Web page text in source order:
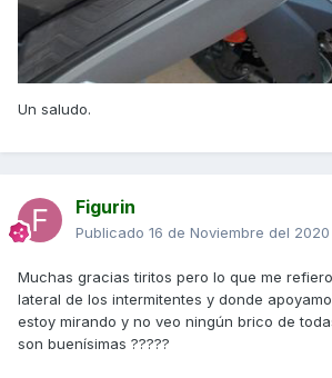
Un saludo.
Figurin
Publicado 16 de Noviembre del 2020
Muchas gracias tiritos pero lo que me
lateral de los intermitentes y donde
estoy mirando y no veo ningún brico de
son buenísimas ?????